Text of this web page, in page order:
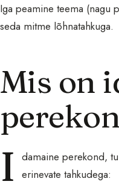
Iga peamine teema (nagu
seda mitme lõhnatahkuga.
Mis on
I damaine perekond,
erinevate tahkudega: